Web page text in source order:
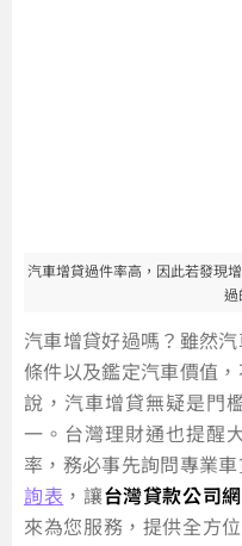
汽車增貸過件率高，因此若發現
過
汽車增貸好過嗎？雖然
條件以及鑑定汽車價值
說，汽車增貸無疑是門
一。台灣理財通也提醒
率，務必事先詢問專業
詢表 ，讓台灣貸款公司
來為您服務，提供全方